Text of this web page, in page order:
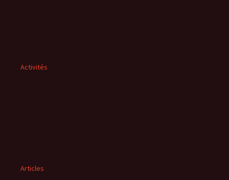
Activités
Articles